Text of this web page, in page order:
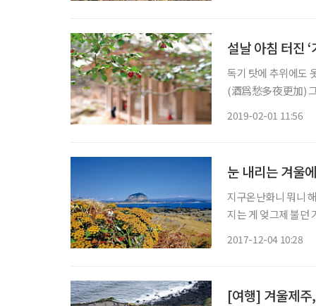
설날 아침 터진 ‘
독기 탓에 추위에도
(酒爲愁多夜更加)
2019-02-01 11:56
눈 내리는 겨울
지구온난화니 뭐니
지는 게 엊그제 불던
2017-12-04 10:28
[여행] 겨울제